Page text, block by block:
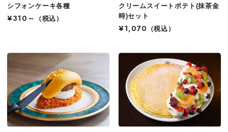
シフォンケーキ各種
¥310～
（税込）
クリームスイートポテト(抹茶金
時)セット
¥1,070
（税込）